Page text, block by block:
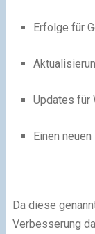
Erfolge für
Updates für
Einen
Da diese
Verbesserung